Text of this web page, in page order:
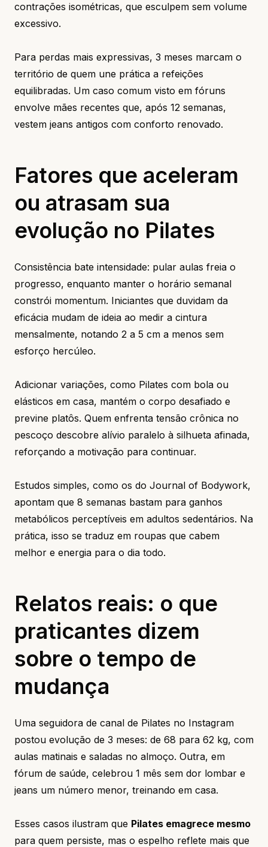
contrações isométricas, que esculpem sem volume
excessivo.
Para perdas mais expressivas, 3 meses marcam o
território de quem une prática a refeições
equilibradas. Um caso comum visto em fóruns
envolve mães recentes que, após 12 semanas,
vestem jeans antigos com conforto renovado.
Fatores que aceleram
ou atrasam sua
evolução no Pilates
Consistência bate intensidade: pular aulas freia o
progresso, enquanto manter o horário semanal
constrói momentum. Iniciantes que duvidam da
eficácia mudam de ideia ao medir a cintura
mensalmente, notando 2 a 5 cm a menos sem
esforço hercúleo.
Adicionar variações, como Pilates com bola ou
elásticos em casa, mantém o corpo desafiado e
previne platôs. Quem enfrenta tensão crônica no
pescoço descobre alívio paralelo à silhueta afinada,
reforçando a motivação para continuar.
Estudos simples, como os do Journal of Bodywork,
apontam que 8 semanas bastam para ganhos
metabólicos perceptíveis em adultos sedentários. Na
prática, isso se traduz em roupas que cabem
melhor e energia para o dia todo.
Relatos reais: o que
praticantes dizem
sobre o tempo de
mudança
Uma seguidora de canal de Pilates no Instagram
postou evolução de 3 meses: de 68 para 62 kg, com
aulas matinais e saladas no almoço. Outra, em
fórum de saúde, celebrou 1 mês sem dor lombar e
jeans um número menor, treinando em casa.
Esses casos ilustram que Pilates emagrece mesmo
para quem persiste, mas o espelho reflete mais que